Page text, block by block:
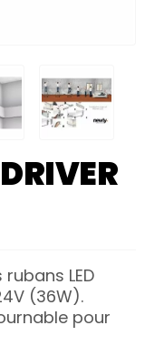
LED
(36W).
pour